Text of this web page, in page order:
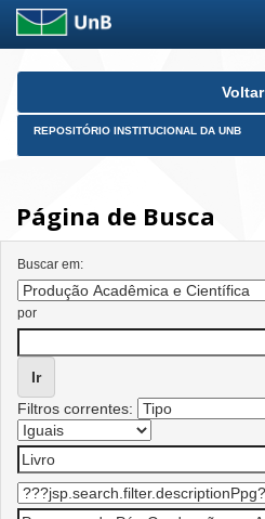
Skip
Voltar
REPOSITÓRIO INSTITUCIONAL DA UNB
Página de Busca
Buscar em:
por
Filtros correntes: